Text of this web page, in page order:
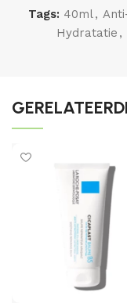
Tags: 40ml,
Hydratatie ,